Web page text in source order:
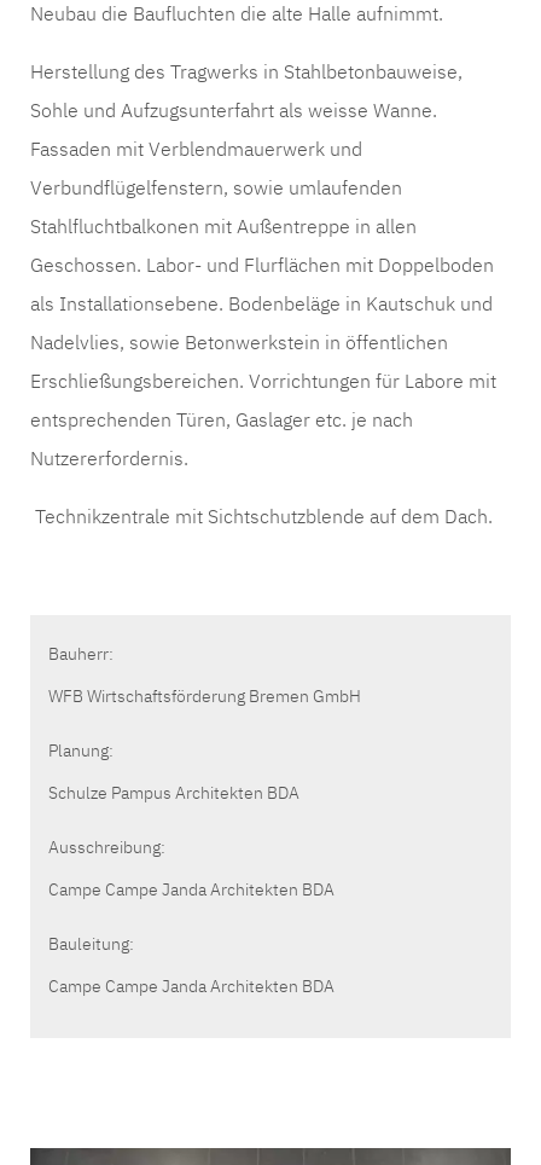
Bauherr:
WFB Wirtschaftsförderung Bremen GmbH
Planung:
Schulze Pampus Architekten BDA
Ausschreibung:
Campe Campe Janda Architekten BDA
Bauleitung:
Campe Campe Janda Architekten BDA
Neubau die Baufluchten die alte Halle aufnimmt.
Herstellung des Tragwerks in Stahlbetonbauweise,
Sohle und Aufzugsunterfahrt als weisse Wanne.
Fassaden mit Verblendmauerwerk und
Verbundflügelfenstern, sowie umlaufenden
Stahlfluchtbalkonen mit Außentreppe in allen
Geschossen. Labor- und Flurflächen mit Doppelboden
als Installationsebene. Bodenbeläge in Kautschuk und
Nadelvlies, sowie Betonwerkstein in öffentlichen
Erschließungsbereichen. Vorrichtungen für Labore mit
entsprechenden Türen, Gaslager etc. je nach
Nutzererfordernis.
Technikzentrale mit Sichtschutzblende auf dem Dach.